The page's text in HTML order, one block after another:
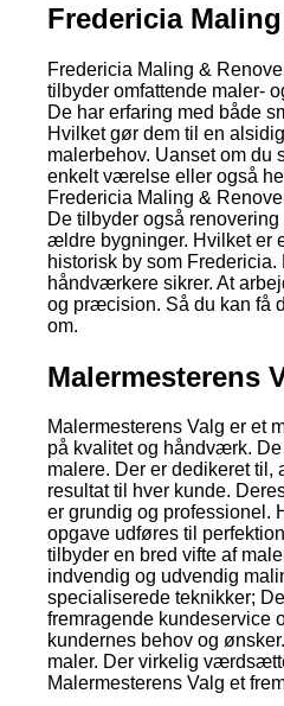
Fredericia
Fredericia Maling &
tilbyder omfattende maler-
De har erfaring med både
Hvilket gør dem til en
malerbehov. Uanset om du
enkelt værelse eller også
Fredericia Maling &
De tilbyder også
ældre bygninger. Hvilket er
historisk by som Fredericia.
håndværkere sikrer. At
og præcision. Så du kan få
om.
Malermesterens
Malermesterens Valg er et
på kvalitet og håndværk.
malere. Der er dedikeret til,
resultat til hver kunde.
er grundig og professionel.
opgave udføres til
tilbyder en bred vifte af
indvendig og udvendig
specialiserede teknikker;
fremragende kundeservice
kundernes behov og
maler. Der virkelig
Malermesterens Valg et